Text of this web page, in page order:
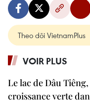
Theo dõi VietnamPlus
VOIR PLUS
Le lac de Dâu
croissance verte